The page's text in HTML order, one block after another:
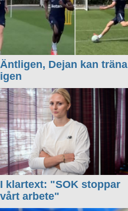
Äntligen, Dejan kan träna
igen
I klartext: "SOK stoppar
vårt arbete"